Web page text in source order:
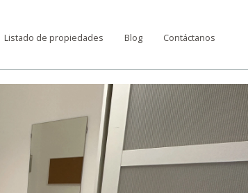
Listado de propiedades Blog Contáctanos